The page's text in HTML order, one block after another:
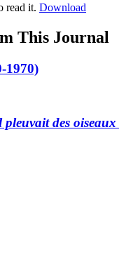
read it. Download
This Journal
1970)
pleuvait des oiseaux